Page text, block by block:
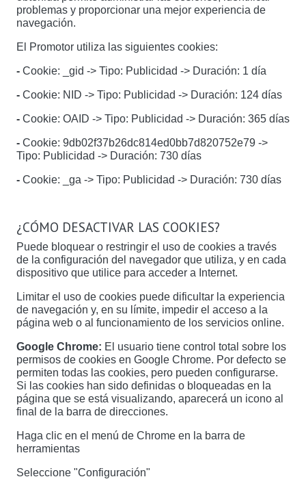
problemas y proporcionar una mejor experiencia de
navegación.
El Promotor utiliza las siguientes cookies:
- Cookie: _gid -> Tipo: Publicidad -> Duración: 1 día
- Cookie: NID -> Tipo: Publicidad -> Duración: 124 días
- Cookie: OAID -> Tipo: Publicidad -> Duración: 365 días
- Cookie: 9db02f37b26dc814ed0bb7d820752e79 ->
Tipo: Publicidad -> Duración: 730 días
- Cookie: _ga -> Tipo: Publicidad -> Duración: 730 días
¿CÓMO DESACTIVAR LAS COOKIES?
Puede bloquear o restringir el uso de cookies a través
de la configuración del navegador que utiliza, y en cada
dispositivo que utilice para acceder a Internet.
Limitar el uso de cookies puede dificultar la experiencia
de navegación y, en su límite, impedir el acceso a la
página web o al funcionamiento de los servicios online.
Google Chrome: El usuario tiene control total sobre los
permisos de cookies en Google Chrome. Por defecto se
permiten todas las cookies, pero pueden configurarse.
Si las cookies han sido definidas o bloqueadas en la
página que se está visualizando, aparecerá un icono al
final de la barra de direcciones.
Haga clic en el menú de Chrome en la barra de
herramientas
Seleccione "Configuración"